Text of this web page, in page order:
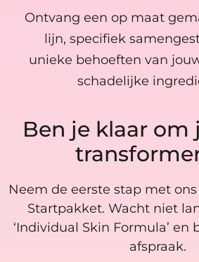
Ontvang een op maat
lijn, specifiek
unieke behoeften van
schadelijke
Ben je klaar om
Neem de eerste stap met
Startpakket. Wacht niet
‘Individual Skin Formula’ en
afspraak.